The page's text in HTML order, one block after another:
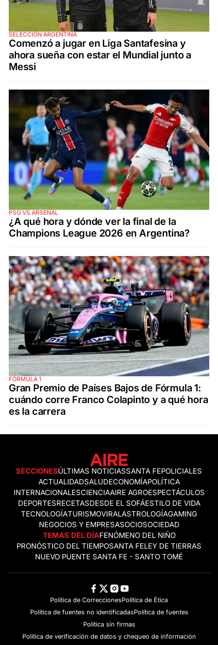
SELECCIÓN ARGENTINA
Comenzó a jugar en Liga Santafesina y
ahora sueña con estar el Mundial junto a
Messi
PSG VS ARSENAL
¿A qué hora y dónde ver la final de la
Champions League 2026 en Argentina?
FÓRMULA 1
Gran Premio de Países Bajos de Fórmula 1:
cuándo corre Franco Colapinto y a qué hora
es la carrera
SECCIONESÚLTIMAS NOTICIASSANTA FEPOLICIALES
ACTUALIDADSALUDECONOMÍAPOLÍTICA
INTERNACIONALESCIENCIAAIRE AGROESPECTÁCULOS
DEPORTESRECETASDESDE EL SOFÁESTILO DE VIDA
TECNOLOGÍATURISMOVIRALASTROLOGÍAGAMING
NEGOCIOS Y EMPRESASOCIOSOCIEDAD
TEMAS DEL DÍAFENÓMENO DEL NIÑO
PRONÓSTICO DEL TIEMPOSANTA FELEY DE TIERRAS
NUEVO PUENTE SANTA FE - SANTO TOMÉ
Política de CorreccionesPolitica de Ética
Política de fuentes no identificadasPolítica de fuentes
Política sin firmas
Política de verificación de datos y chequeo de información